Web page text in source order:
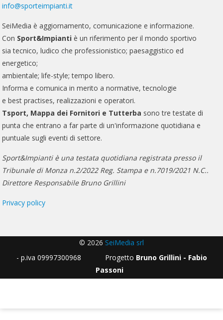
info@sporteimpianti.it
SeiMedia è aggiornamento, comunicazione e informazione.
Con Sport&Impianti è un riferimento per il mondo sportivo
sia tecnico, ludico che professionistico; paesaggistico ed
energetico;
ambientale; life-style; tempo libero.
Informa e comunica in merito a normative, tecnologie
e best practises, realizzazioni e operatori.
Tsport, Mappa dei Fornitori e Tutterba sono tre testate di
punta che entrano a far parte di un'informazione quotidiana e
puntuale sugli eventi di settore.
Sport&Impianti è una testata quotidiana registrata presso il
Tribunale di Monza n.2/2022 Reg. Stampa e n.7019/2021 N.C..
Direttore Responsabile Bruno Grillini
Privacy policy
© 2026 SeiMedia srl
- p.iva 09997300968 Progetto Bruno Grillini - Fabio
Passoni